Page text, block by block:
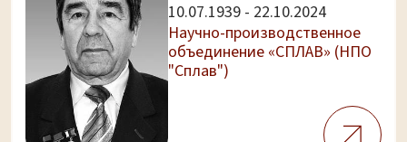
10.07.1939 - 22.10.2024
Научно-производственное
объединение «СПЛАВ» (НПО
"Сплав")